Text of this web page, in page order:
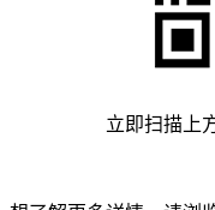
立即扫描上